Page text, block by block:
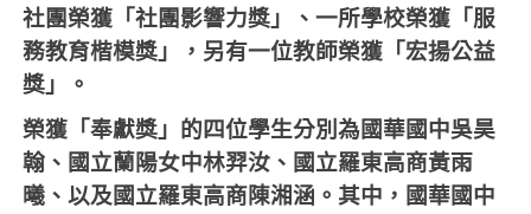
社團榮獲「社團影響力獎」、一所學校榮獲「服
務教育楷模獎」，另有一位教師榮獲「宏揚公益
獎」。
榮獲「奉獻獎」的四位學生分別為國華國中吳昊
翰、國立蘭陽女中林羿汝、國立羅東高商黃雨
曦、以及國立羅東高商陳湘涵。其中，國華國中